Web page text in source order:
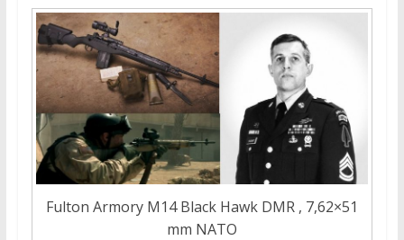
Fulton Armory M14 Black Hawk DMR , 7,62×51
mm NATO